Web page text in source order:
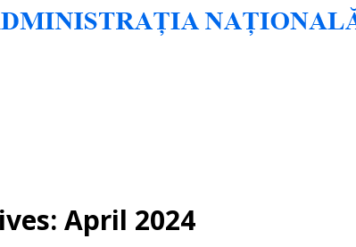
April 2024